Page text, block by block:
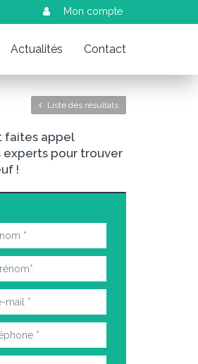
Mon compte
Actualités Contact
Liste des résultats
faites appel
experts pour trouver
!